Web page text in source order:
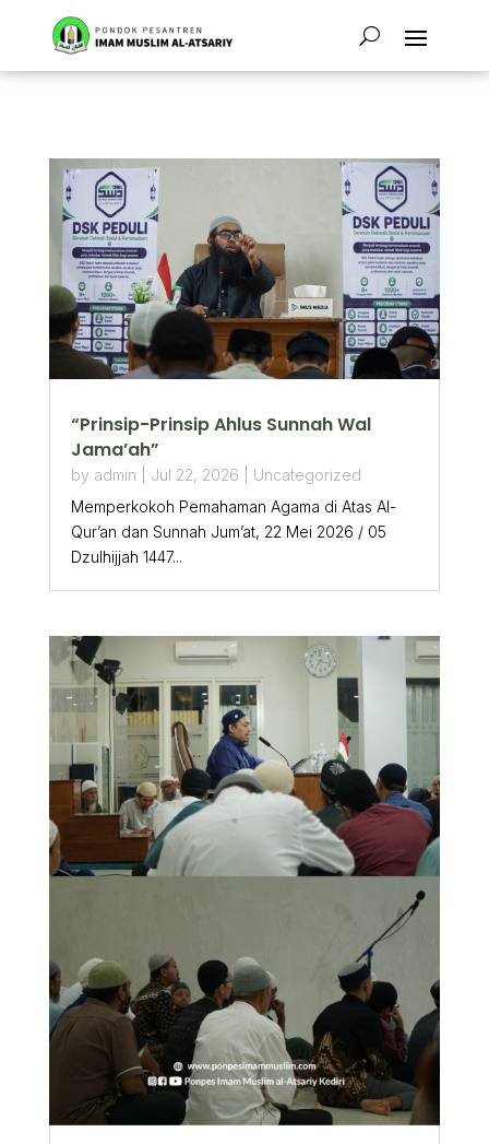
“Prinsip-Prinsip Ahlus Sunnah Wal
Jama’ah”
by admin Jul 22, 2026
Uncategorized
Memperkokoh Pemahaman Agama di Atas Al-
Qur’an dan Sunnah Jum’at, 22 Mei 2026 / 05
Dzulhijjah 1447...